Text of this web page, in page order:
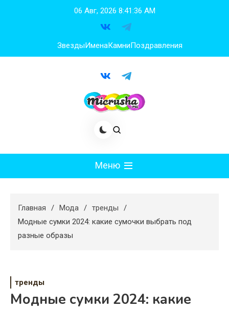
06 Авг, 2026 8:41:37 AM
ЗвездыИменаКамниПоздравления
Меню
Худеем
Психология
Дом
Главная Мода
тренды
Модные сумки 2024: какие сумочки выбрать под
разные образы
тренды
Модные сумки 2024: какие